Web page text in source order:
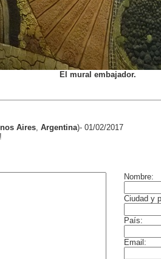
El mural embajador.
Aires, Argentina)- 01/02/2017